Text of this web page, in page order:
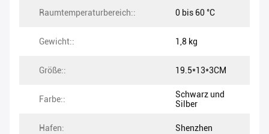
Raumtemperaturbereich:: 0 bis 60 °C
Gewicht:: 1,8 kg
Größe:: 19.5*13*3CM
Farbe::
Schwarz und
Silber
Hafen: Shenzhen